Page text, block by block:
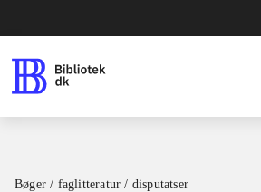
Bøger / faglitteratur / disputatser